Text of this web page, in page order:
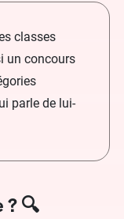
classes
un concours
parle de lui-
? 🔍